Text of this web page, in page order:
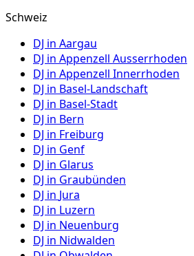
Schweiz
DJ in Aargau
DJ in Appenzell Ausserrhoden
DJ in Appenzell Innerrhoden
DJ in Basel-Landschaft
DJ in Basel-Stadt
DJ in Bern
DJ in Freiburg
DJ in Genf
DJ in Glarus
DJ in Graubünden
DJ in Jura
DJ in Luzern
DJ in Neuenburg
DJ in Nidwalden